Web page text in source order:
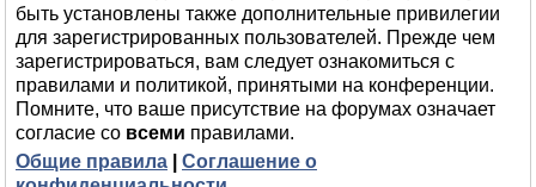
быть установлены также дополнительные привилегии
для зарегистрированных пользователей. Прежде чем
зарегистрироваться, вам следует ознакомиться с
правилами и политикой, принятыми на конференции.
Помните, что ваше присутствие на форумах означает
согласие со всеми правилами.
Общие правила
Соглашение о